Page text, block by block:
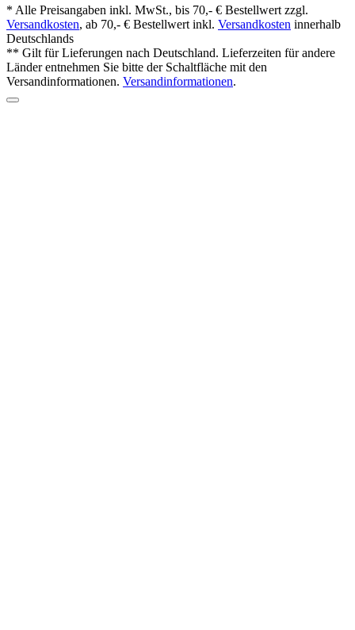
Vertrag widerrufen
* Alle Preisangaben inkl. MwSt., bis 70,- € Bestellwert zzgl.
Versandkosten, ab 70,- € Bestellwert inkl.Versandkosten
Deutschlands
** Gilt für Lieferungen nach Deutschland. Lieferzeiten für andere